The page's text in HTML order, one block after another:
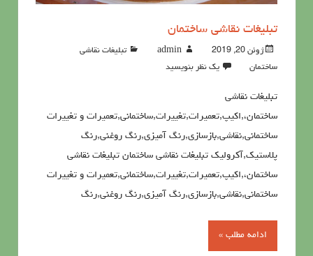
تبلیغات نقاشی ساختمان
ژوئن 20, 2019 admin
تبلیغات نقاشی
ساختمان
یک نظر بنویسید
تبلیغات نقاشی
ساختمان،,اکیپ,تعمیرات,تغییرات,ساختمانی,تعمیرات و تغییرات
ساختمانی,نقاشی,بازسازی,رنگ آمیزی,رنگ روغنی,رنگ
پلاستیک,آکرولیک تبلیغات نقاشی ساختمان تبلیغات نقاشی
ساختمان،,اکیپ,تعمیرات,تغییرات,ساختمانی,تعمیرات و تغییرات
ساختمانی,نقاشی,بازسازی,رنگ آمیزی,رنگ روغنی,رنگ
ادامه مطلب »